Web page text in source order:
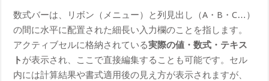
数式バーは、リボン（メニュー）と列見出し（A・B・C…）
の間に水平に配置された細長い入力欄のことを指します。
アクティブセルに格納されている実際の値・数式・テキス
ト が表示され、ここで直接編集することも可能です。セル
内には計算結果や書式適用後の見え方が表示されますが、